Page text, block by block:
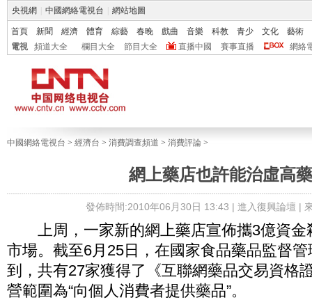
央視網 中國網絡電視台 網站地圖
首頁 新聞 經濟 體育 綜藝 春晚 戲曲 音樂 科教 青少 文化
藝術
電視
頻道大全 欄目大全 節目大全 直播中國 賽事直播 網絡
中國網絡電視台 > 經濟台 > 消費調查頻道 > 消費評論 >
網上藥店也許能治虛高
發佈時間:2010年06月30日 13:43 | 進入復興論壇 |
上周，一家新的網上藥店宣佈攜3億資金
市場。截至6月25日，在國家食品藥品監督
到，共有27家獲得了《互聯網藥品交易資格
營範圍為“向個人消費者提供藥品”。